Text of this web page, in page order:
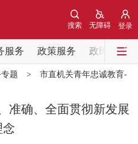
登录
无障碍
搜索
服务 政策服务 政民互动
信息 中央部委动态
信息 部门动态
题 > 市直机关青年忠诚教育-
准确、全面贯彻新发展
念